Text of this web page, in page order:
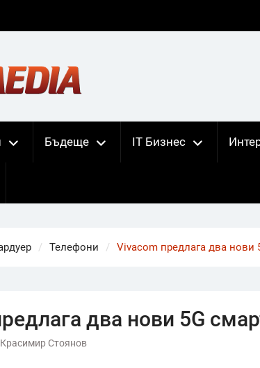
Бъдеще IT Бизнес
Телефони Vivacom предлага два нови
два нови 5G
Красимир Стоянов